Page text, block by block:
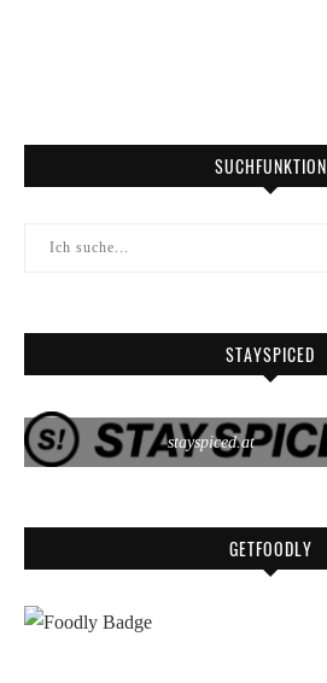
SUCHFUNKTION
STAYSPICED
stayspiced.at
GETFOODLY